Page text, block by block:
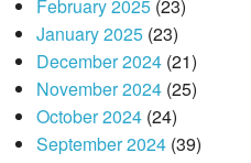
February 2025(23)
January 2025(23)
December 2024(21)
November 2024(25)
October 2024(24)
September 2024(39)